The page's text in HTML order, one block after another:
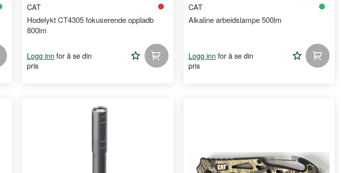
CAT
Hodelykt CT4305 fokuserende oppladb
800lm
Logg inn for å se din
pris
Legg
CAT
Alkaline arbeidslampe 500lm
Logg inn for å se din
pris
Legg